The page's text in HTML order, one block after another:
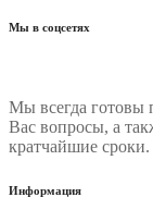
Мы в соцсетях
Мы всегда готовы
Вас вопросы, а
кратчайшие сроки.
Информация